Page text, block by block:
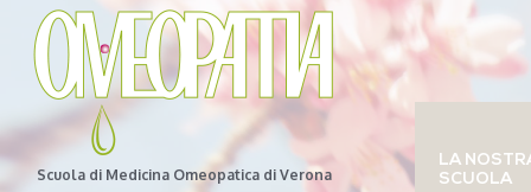
Scuola di Medicina Omeopatica di Verona
LA
SCUOLA